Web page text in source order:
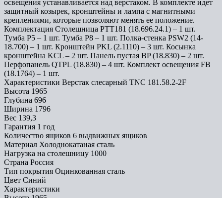
освещения устанавливается над верстаком. В комплекте идет
защитный козырек, кронштейны и лампа с магнитными
креплениями, которые позволяют менять ее положение.
Комплектация Столешница PTT181 (18.696.24.1) – 1 шт.
Тумба P5 – 1 шт. Тумба P8 – 1 шт. Полка-стенка PSW2 (14-
18.700) – 1 шт. Кронштейн PKL (2.1110) – 3 шт. Косынка
кронштейна KCL – 2 шт. Панель пустая BP (18.830) – 2 шт.
Перфопанель QTPL (18.830) – 4 шт. Комплект освещения FB
(18.1764) – 1 шт.
Характеристики Верстак слесарный TNC 181.58.2-2F
Высота 1965
Глубина 696
Ширина 1796
Вес 139,3
Гарантия 1 год
Количество ящиков 6 выдвижных ящиков
Материал Холоднокатаная сталь
Нагрузка на столешницу 1000
Страна Россия
Тип покрытия Оцинкованная сталь
Цвет Синий
Характеристики